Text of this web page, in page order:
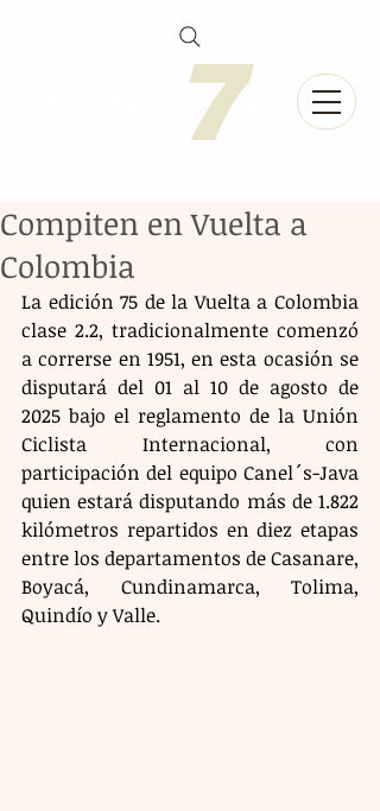
Compiten en Vuelta a
Colombia
La edición 75 de la Vuelta a Colombia
clase 2.2, tradicionalmente comenzó
a correrse en 1951, en esta ocasión se
disputará del 01 al 10 de agosto de
2025 bajo el reglamento de la Unión
Ciclista Internacional, con
participación del equipo Canel´s-Java
quien estará disputando más de 1.822
kilómetros repartidos en diez etapas
entre los departamentos de Casanare,
Boyacá, Cundinamarca, Tolima,
Quindío y Valle.